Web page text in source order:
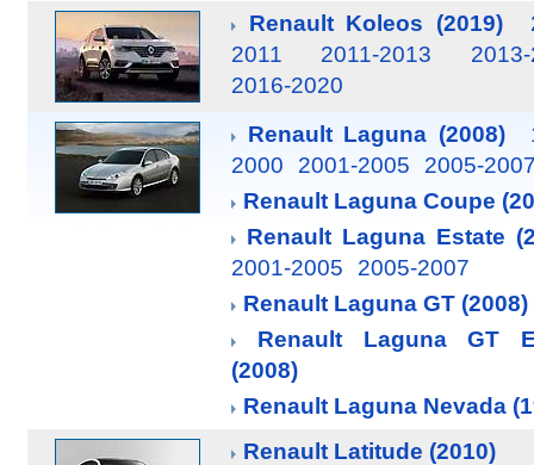
Renault Koleos (2019)
2011
2011-2013
2016-2020
Renault Laguna (2008)
2000
2001-2005
2005-
Renault Laguna Coupe
Renault Laguna Estate
2001-2005
2005-2007
Renault Laguna GT (2008)
Renault Laguna GT
(2008)
Renault Laguna Nevada
Renault Latitude (2010)